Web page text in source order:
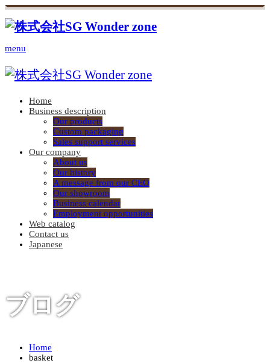
menu
Home
Business description
Our products
Custom packaging
Sales support services
Our company
About us
Our history
A message from our CEO
Our showroom
Business calendar
Employment opportunities
Web catalog
Contact us
Japanese
ブログ
Home
basket